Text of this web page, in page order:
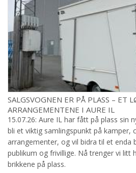
SALGSVOGNEN ER PÅ PLASS – ET
ARRANGEMENTENE I AURE IL
15.07.26: Aure IL har fått på plass sin
bli et viktig samlingspunkt på kamper,
arrangementer, og vil bidra til et enda
publikum og frivillige. Nå trenger vi litt
brikkene på plass.